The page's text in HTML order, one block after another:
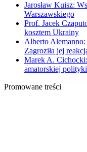
Jarosław Kuisz:
Warszawskiego
Prof. Jacek
kosztem Ukrainy
Alberto Alemanno:
Zagroziła jej
Marek A.
amatorskiej polityki
Promowane treści